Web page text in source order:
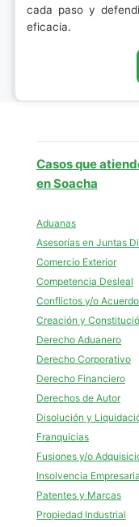
cada paso y
eficacia.
Casos que
en Soacha
Aduanas
Asesorías en Juntas
Comercio Exterior
Competencia Desleal
Conflictos y/o
Creación y
Derecho Aduanero
Derecho Corporativo
Derecho Financiero
Derechos de Autor
Disolución y
Franquicias
Fusiones y/o
Insolvencia
Patentes y Marcas
Propiedad Industrial